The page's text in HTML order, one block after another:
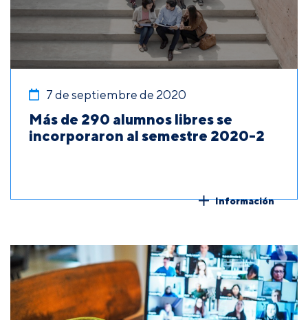
7 de septiembre de 2020
Más de 290 alumnos libres se
incorporaron al semestre 2020-2
Información